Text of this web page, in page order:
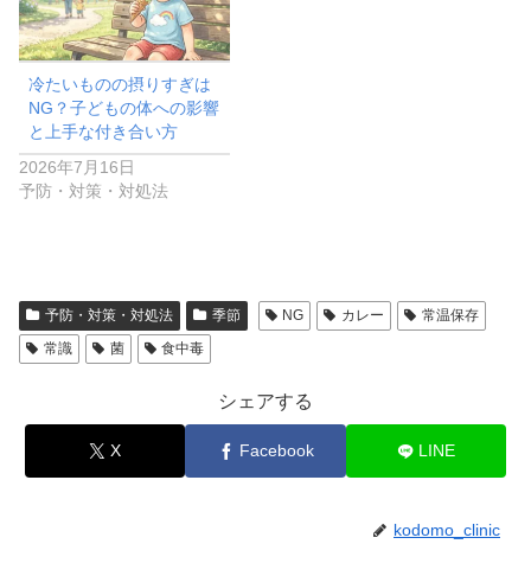
冷たいものの摂りすぎは
NG？子どもの体への影響
と上手な付き合い方
2026年7月16日
予防・対策・対処法
予防・対策・対処法 季節 NG カレー
常温保存
常識
菌 食中毒
シェアする
X Facebook LINE
kodomo_clinic